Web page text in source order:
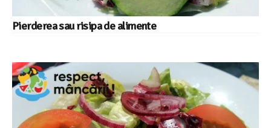
Pierderea sau risipa de alimente